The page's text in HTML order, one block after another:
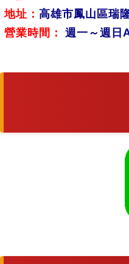
地址： 高雄市鳳山區瑞
營業時間：
週一～週